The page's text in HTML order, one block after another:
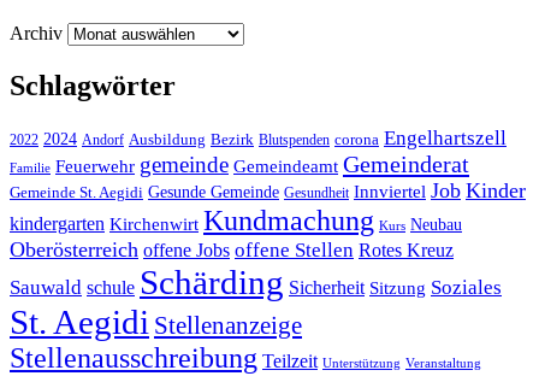
Archiv
Schlagwörter
2022 2024 Andorf Ausbildung Bezirk Blutspenden corona Engelhartszell
Familie Feuerwehr gemeinde Gemeindeamt Gemeinderat
Gemeinde St. Aegidi Gesunde Gemeinde Gesundheit Innviertel Job Kinder
kindergarten Kirchenwirt Kundmachung Kurs Neubau
Oberösterreich offene Jobs offene Stellen Rotes Kreuz
Sauwald schule Schärding Sicherheit Sitzung Soziales
St. Aegidi Stellenanzeige
Stellenausschreibung Teilzeit Unterstützung Veranstaltung